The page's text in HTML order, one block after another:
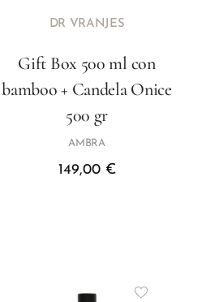
DR VRANJES
Gift Box 500 ml con
bamboo + Candela Onice
500 gr
AMBRA
149,00 €